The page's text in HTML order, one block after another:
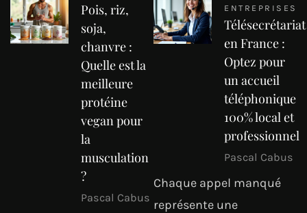
Pois, riz,
soja,
chanvre :
Quelle est la
meilleure
protéine
vegan pour
la
musculation
?
Pascal Cabus
ENTREPRISES
Télésecrétariat
en France :
Optez pour
un accueil
téléphonique
100% local et
professionnel
Pascal Cabus
Chaque appel manqué
représente une